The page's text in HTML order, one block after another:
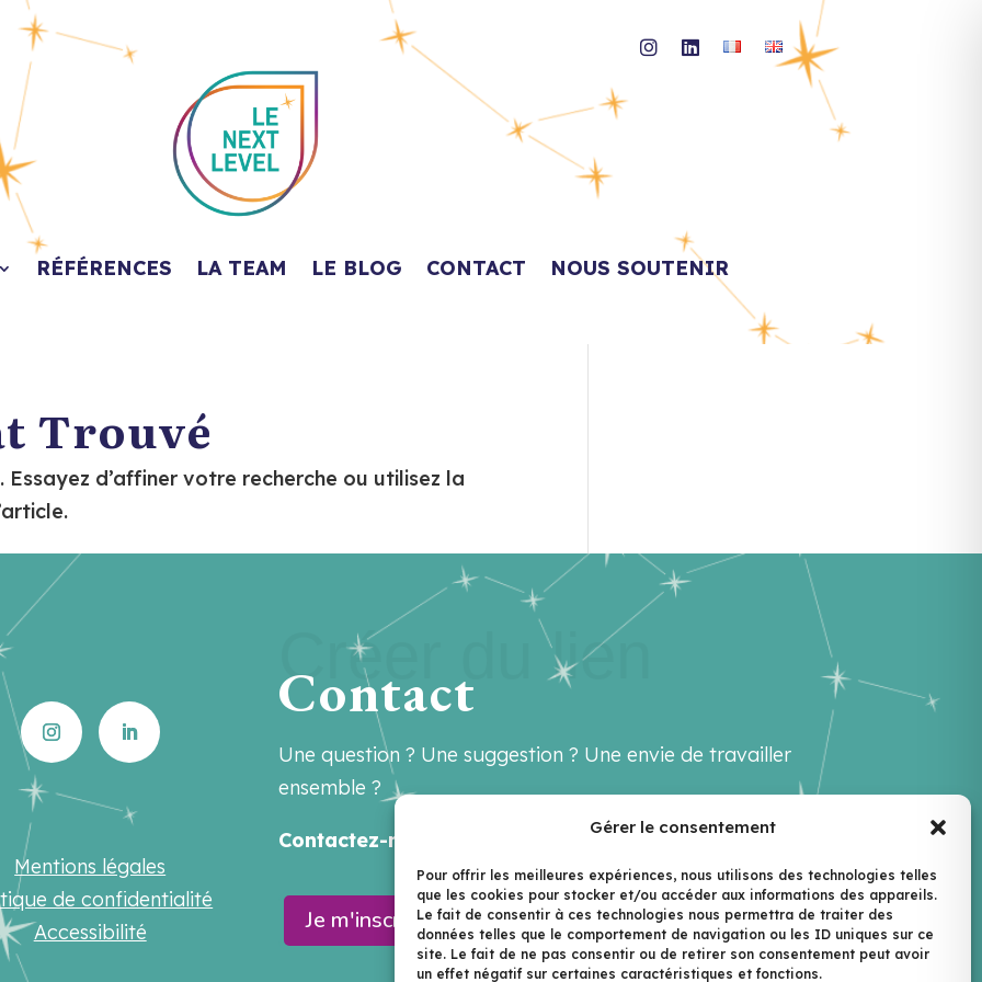
Gérer le consentement
Pour offrir les meilleures expériences, nous utilisons des technologies telles
que les cookies pour stocker et/ou accéder aux informations des appareils.
Le fait de consentir à ces technologies nous permettra de traiter des
données telles que le comportement de navigation ou les ID uniques sur ce
site. Le fait de ne pas consentir ou de retirer son consentement peut avoir
un effet négatif sur certaines caractéristiques et fonctions.
RÉFÉRENCES LA TEAM LE BLOG CONTACT NOUS SOUTENIR
Trouvé
d’affiner votre recherche ou utilisez la
Mentions légales
de confidentialité
Accessibilité
Créer du lien
Contact
Une question ? Une suggestion ? Une envie de travailler
ensemble ?
Contactez-nous sur hello@lenextlevel.org
Je m'inscris à la newsletter